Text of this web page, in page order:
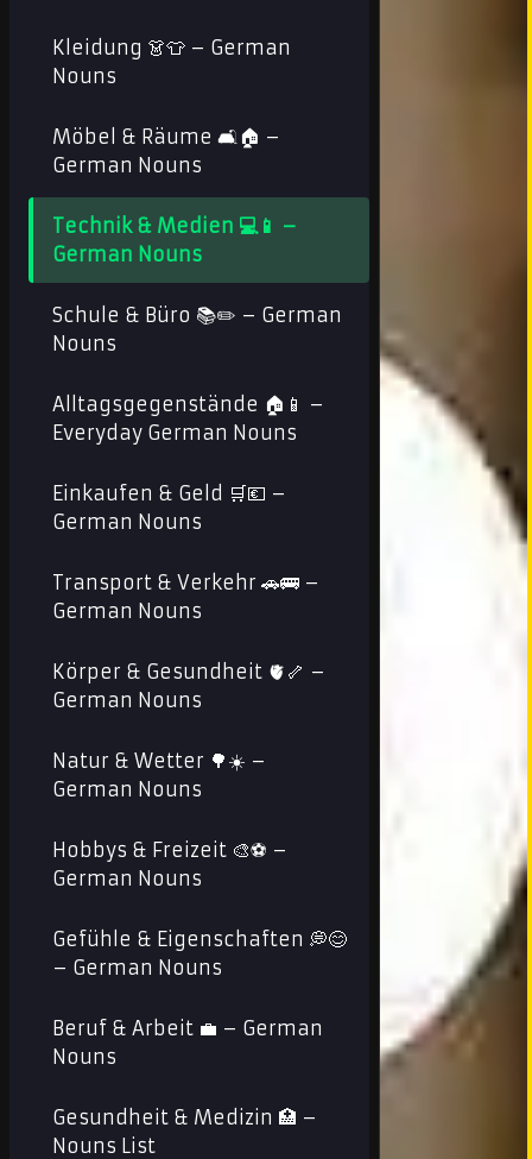
Kleidung 👗👕 – German
Nouns
Möbel & Räume 🛋️🏠 –
German Nouns
Technik & Medien 💻📱 –
German Nouns
Schule & Büro 📚✏️ – German
Nouns
Alltagsgegenstände 🏠📱 –
Everyday German Nouns
Einkaufen & Geld 🛒💶 –
German Nouns
Transport & Verkehr 🚗🚌 –
German Nouns
Körper & Gesundheit 🫀🦴 –
German Nouns
Natur & Wetter 🌳☀️ –
German Nouns
Hobbys & Freizeit 🎨⚽ –
German Nouns
Gefühle & Eigenschaften 💭😊
– German Nouns
Beruf & Arbeit 💼 – German
Nouns
Gesundheit & Medizin 🏥 –
Nouns List